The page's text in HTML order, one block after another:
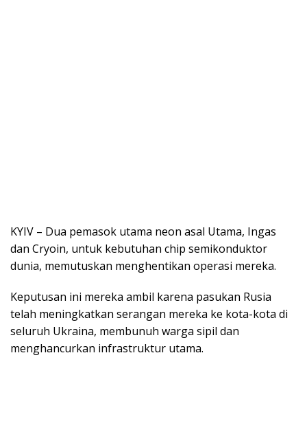
KYIV – Dua pemasok utama neon asal Utama, Ingas
dan Cryoin, untuk kebutuhan chip semikonduktor
dunia, memutuskan menghentikan operasi mereka.
Keputusan ini mereka ambil karena pasukan Rusia
telah meningkatkan serangan mereka ke kota-kota di
seluruh Ukraina, membunuh warga sipil dan
menghancurkan infrastruktur utama.